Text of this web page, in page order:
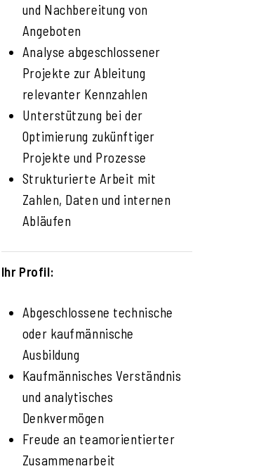
und Nachbereitung von
Angeboten
Analyse abgeschlossener
Projekte zur Ableitung
relevanter Kennzahlen
Unterstützung bei der
Optimierung zukünftiger
Projekte und Prozesse
Strukturierte Arbeit mit
Zahlen, Daten und internen
Abläufen
Ihr Profil:
Abgeschlossene technische
oder kaufmännische
Ausbildung
Kaufmännisches Verständnis
und analytisches
Denkvermögen
Freude an teamorientierter
Zusammenarbeit